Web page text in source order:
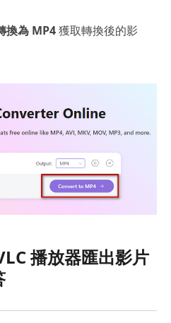
換為 MP4獲取轉換後的影
播放器匯出影片